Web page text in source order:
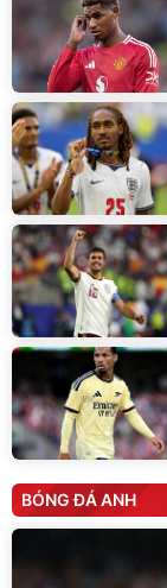
BÓNG ĐÁ ANH